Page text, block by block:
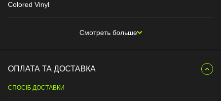
Colored Vinyl
Смотреть больше
ОПЛАТА ТА ДОСТАВКА
СПОСІБ ДОСТАВКИ